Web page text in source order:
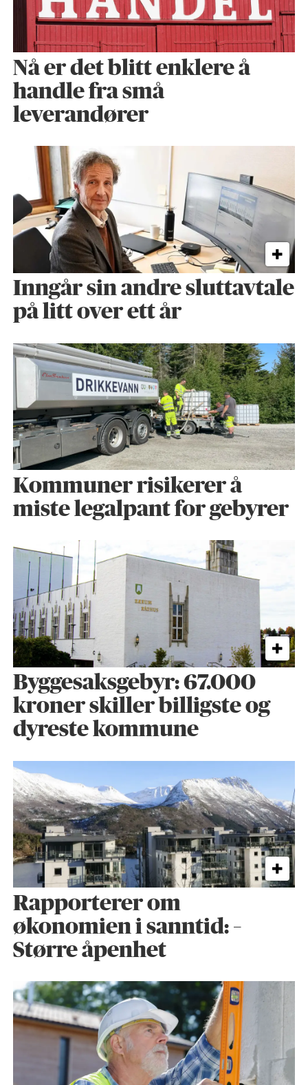
Nå er det blitt enklere å
handle fra små
leverandører
Inngår sin andre sluttavtale
på litt over ett år
Kommuner risikerer å
miste legalpant for gebyrer
Byggesaks­gebyr: 67.000
kroner skiller billigste og
dyreste kommune
Rapporterer om
økonomien i sanntid: –
Større åpenhet